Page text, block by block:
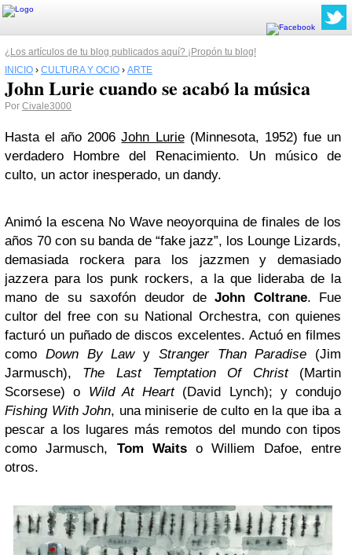
¿Los artículos de tu blog publicados aquí? ¡Propón tu blog!
INICIO › CULTURA Y OCIO › ARTE
John Lurie cuando se acabó la música
Por Civale3000
Hasta el año 2006John Lurie(Minnesota, 1952) fue un
verdadero Hombre del Renacimiento. Un músico de
culto, un actor inesperado, un dandy.
Animó la escena No Wave neoyorquina de finales de los
años 70 con su banda de “fake jazz”, los Lounge Lizards,
demasiada rockera para los jazzmen y demasiado
jazzera para los punk rockers, a la que lideraba de la
mano de su saxofón deudor deJohn Coltrane. Fue
cultor del free con su National Orchestra, con quienes
facturó un puñado de discos excelentes. Actuó en filmes
como Down By Lawy Stranger Than Paradise (Jim
Jarmusch), The Last Temptation Of Christ(Martin
Scorsese) o Wild At Heart(David Lynch); y condujo
Fishing With John, una miniserie de culto en la que iba a
pescar a los lugares más remotos del mundo con tipos
como Jarmusch, Tom Waitso Williem Dafoe, entre
otros.